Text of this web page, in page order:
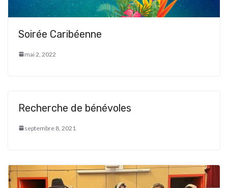
Soirée Caribéenne
mai 2, 2022
Recherche de bénévoles
septembre 8, 2021